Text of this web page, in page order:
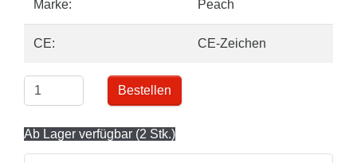
Marke: Peach
CE: CE-Zeichen
Bestellen
Ab Lager verfügbar (2 Stk.)